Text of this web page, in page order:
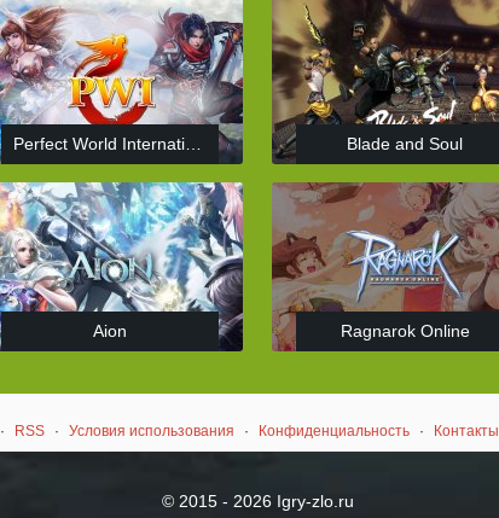
Blade and Soul
Aion Ragnarok Online
· RSS · Условия использования · Конфиденциальность · Контакты
© 2015 - 2026 Igry-zlo.ru